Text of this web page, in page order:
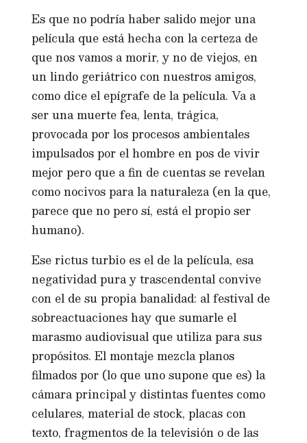
Es que no podría haber salido mejor una
película que está hecha con la certeza de
que nos vamos a morir, y no de viejos, en
un lindo geriátrico con nuestros amigos,
como dice el epígrafe de la película. Va a
ser una muerte fea, lenta, trágica,
provocada por los procesos ambientales
impulsados por el hombre en pos de vivir
mejor pero que a fin de cuentas se revelan
como nocivos para la naturaleza (en la que,
parece que no pero sí, está el propio ser
humano).
Ese rictus turbio es el de la película, esa
negatividad pura y trascendental convive
con el de su propia banalidad: al festival de
sobreactuaciones hay que sumarle el
marasmo audiovisual que utiliza para sus
propósitos. El montaje mezcla planos
filmados por (lo que uno supone que es) la
cámara principal y distintas fuentes como
celulares, material de stock, placas con
texto, fragmentos de la televisión o de las